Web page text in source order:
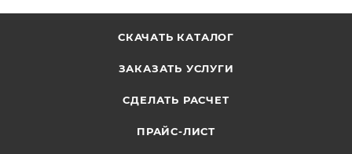
СКАЧАТЬ КАТАЛОГ
ЗАКАЗАТЬ УСЛУГИ
СДЕЛАТЬ РАСЧЕТ
ПРАЙС-ЛИСТ